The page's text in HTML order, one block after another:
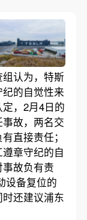
认为，特斯
的自觉性来
，2月4日的
故，两名交
直接责任；
章守纪的自
故负有责
设备复位的
还建议浦东